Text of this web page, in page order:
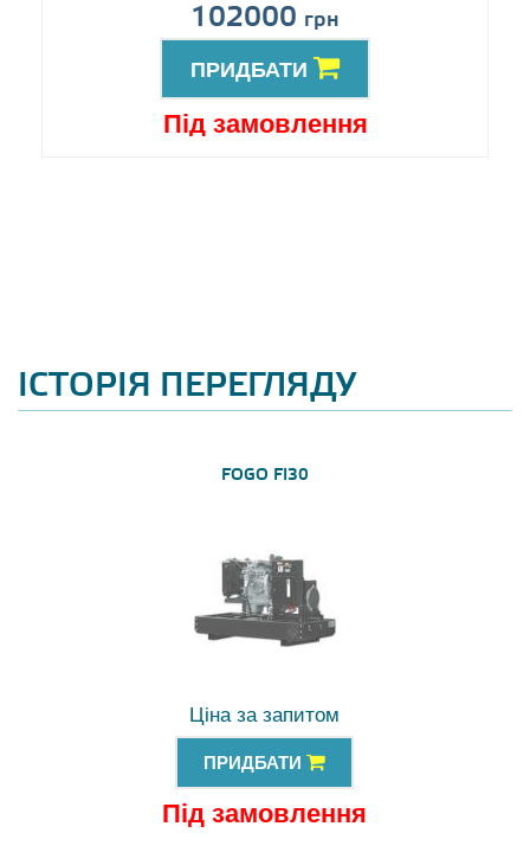
102000 грн
ПРИДБАТИ
Під замовлення
ІСТОРІЯ ПЕРЕГЛЯДУ
FOGO FI30
Ціна за запитом
ПРИДБАТИ
Під замовлення